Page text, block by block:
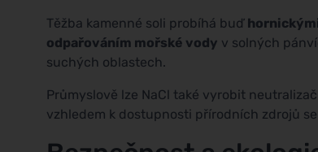
Těžba kamenné soli probíhá buď
odpařováním mořské vody v solných
suchých oblastech.
Průmyslově lze NaCl také vyrobit
vzhledem k dostupnosti přírodních zdrojů